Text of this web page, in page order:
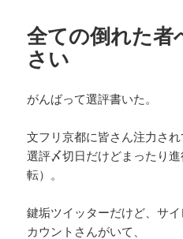
全ての倒れた者
さい
がんばって選評書いた。
文フリ京都に皆さん注力さ
選評〆切日だけどまったり
転）。
鍵垢ツイッターだけど、サ
カウントさんがいて、